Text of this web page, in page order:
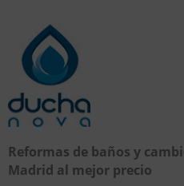
Reformas de baños y
Madrid al mejor precio